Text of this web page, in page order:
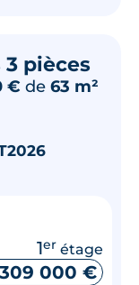
pièces
€ de 63 m²
1er étage
309 000 €